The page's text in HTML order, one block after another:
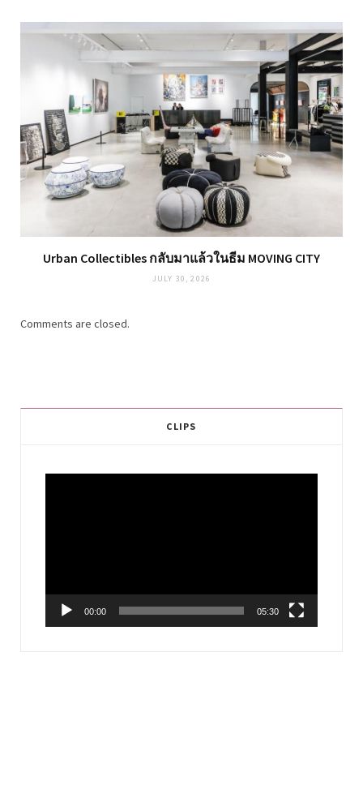
Urban Collectibles กลับมาแล้วในธีม MOVING CITY
JULY 30, 2026
Comments are closed.
CLIPS
00:00 05:30